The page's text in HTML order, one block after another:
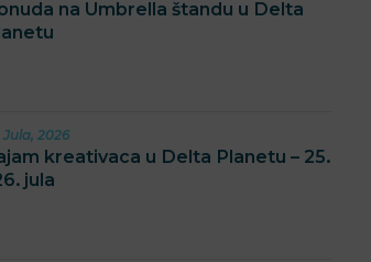
na Umbrella štandu u Delta
Jula, 2026
kreativaca u Delta Planetu – 25.
jula